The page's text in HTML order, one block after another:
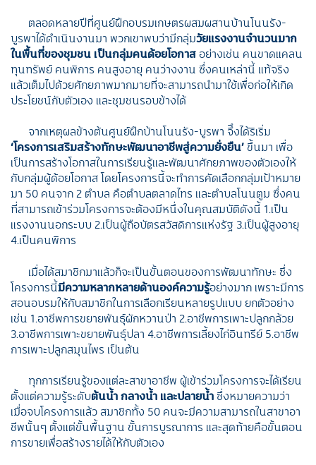
ตลอดหลายปีที่ศูนย์ฝึกอบรมเกษตรผสมผสานบ้านโนนรัง-
บูรพาได้ดำเนินงานมา พวกเขาพบว่ามีกลุ่มวัยแรงงานจำนวนมาก
ในพื้นที่ของชุมชน เป็นกลุ่มคนด้อยโอกาส อย่างเช่น คนขาดแคลน
ทุนทรัพย์ คนพิการ คนสูงอายุ คนว่างงาน ซึ่งคนเหล่านี้ แท้จริง
แล้วเต็มไปด้วยศักยภาพมากมายที่จะสามารถนำมาใช้เพื่อก่อให้เกิด
ประโยชน์กับตัวเอง และชุมชนรอบข้างได้
จากเหตุผลข้างต้นศูนย์ฝึกบ้านโนนรัง-บูรพา จึึงได้ริเริ่ม
‘โครงการเสริมสร้างทักษะพัฒนาอาชีพสู่ความยั่งยืน’ ขึ้นมา เพื่อ
เป็นการสร้างโอกาสในการเรียนรู้และพัฒนาศักยภาพของตัวเองให้
กับกลุ่มผู้ด้อยโอกาส โดยโครงการนี้จะทำการคัดเลือกกลุ่มเป้าหมาย
มา 50 คนจาก 2 ตำบล คือตำบลตลาดไทร และตำบลโนนตูม ซึ่งคน
ที่สามารถเข้าร่วมโครงการจะต้องมีหนึ่งในคุณสมบัติดังนี้ 1.เป็น
แรงงานนอกระบบ 2.เป็นผู้ถือบัตรสวัสดิการแห่งรัฐ 3.เป็นผู้สูงอายุ
4.เป็นคนพิการ
เมื่อได้สมาชิกมาแล้วก็จะเป็นขั้นตอนของการพัฒนาทักษะ ซึ่ง
โครงการนี้มีความหลากหลายด้านองค์ความรู้อย่างมาก เพราะมีการ
สอนอบรมให้กับสมาชิกในการเลือกเรียนหลายรูปแบบ ยกตัวอย่าง
เช่น 1.อาชีพการขยายพันธุ์ผักหวานป่า 2.อาชีพการเพาะปลูกกล้วย
3.อาชีพการเพาะขยายพันธุ์ปลา 4.อาชีพการเลี้ยงไก่อินทรีย์ 5.อาชีพ
การเพาะปลูกสมุนไพร เป็นต้น
ทุกการเรียนรู้ของแต่ละสาขาอาชีพ ผู้เข้าร่วมโครงการจะได้เรียน
ตั้งแต่ความรู้ระดับต้นน้ำ กลางน้ำ และปลายน้ำซึ่งหมายความว่า
เมื่อจบโครงการแล้ว สมาชิกทั้ง 50 คนจะมีความสามารถในสาขาอา
ชีพนั้นๆ ตั้งแต่ขั้นพื้นฐาน ขั้นการบูรณาการ และสุดท้ายคือขั้นตอน
การขายเพื่อสร้างรายได้ให้กับตัวเอง